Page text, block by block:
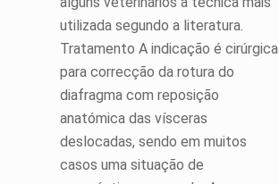
utilizada segundo a literatura.
Tratamento A indicação é cirúrgica
para correcção da rotura do
diafragma com reposição
anatómica das vísceras
deslocadas, sendo em muitos
casos uma situação de